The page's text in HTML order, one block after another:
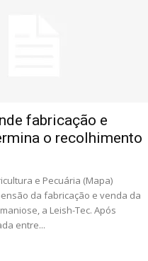
fabricação e
o recolhimento
e Pecuária (Mapa)
da fabricação e venda da
a Leish-Tec. Após
entre...